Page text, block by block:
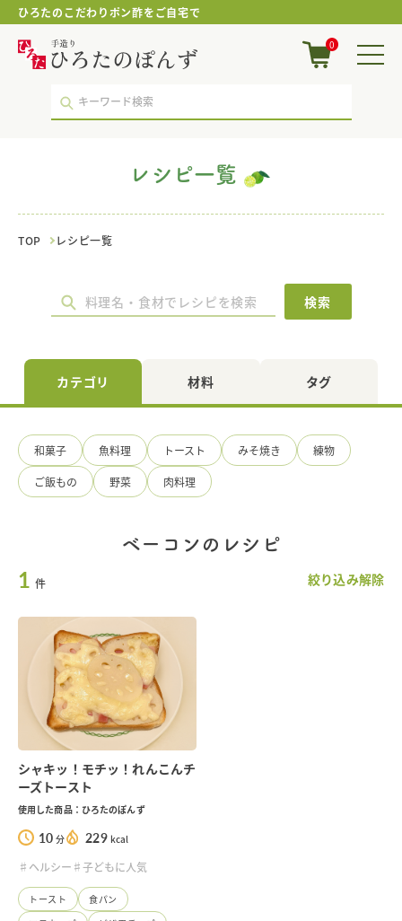
ひろたのこだわりポン酢をご自宅で
ベ
｜
一
｜
つ
ゆ・
調
味
料
手
造
り
ひ
食
0
レシピ一覧
TOP レシピ一覧
検索
カテゴリ 材料 タグ
和菓子 魚料理 トースト みそ焼き 練物
ご飯もの 野菜 肉料理
ベーコンのレシピ
1 件 絞り込み解除
シャキッ！モチッ！れんこんチ
ーズトースト
使用した商品：ひろたのぽんず
10 分 229 kcal
♯ヘルシー ♯子どもに人気
トースト
食パン